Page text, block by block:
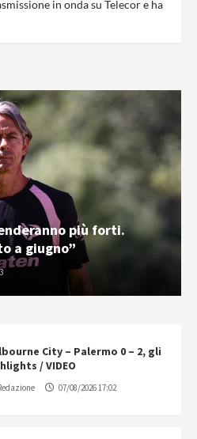
in onda su Telecor e ha
più forti.
a giugno”
City – Palermo 0 – 2, gli
/ VIDEO
07/08/2026 17:02